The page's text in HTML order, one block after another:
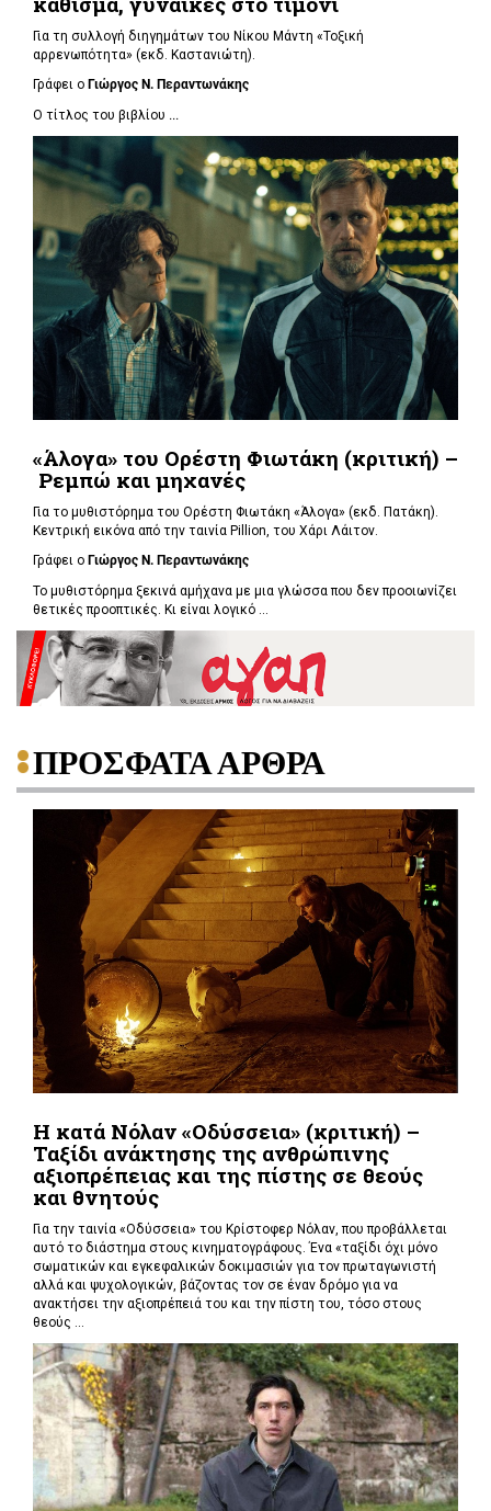
Για τη συλλογή διηγημάτων του Νίκου Μάντη «Τοξική
αρρενωπότητα» (εκδ. Καστανιώτη).
Γράφει ο Γιώργος Ν. Περαντωνάκης
Ο τίτλος του βιβλίου ...
«Άλογα» του Ορέστη Φιωτάκη (κριτική) –
Ρεμπώ και μηχανές
Για το μυθιστόρημα του Ορέστη Φιωτάκη «Άλογα» (εκδ. Πατάκη).
Κεντρική εικόνα από την ταινία Pillion, του Χάρι Λάιτον.
Γράφει ο Γιώργος Ν. Περαντωνάκης
Το μυθιστόρημα ξεκινά αμήχανα με μια γλώσσα που δεν προοιωνίζει
θετικές προοπτικές. Κι είναι λογικό ...
ΠΡΟΣΦΑΤΑ ΑΡΘΡΑ
Η κατά Νόλαν «Οδύσσεια» (κριτική) –
Ταξίδι ανάκτησης της ανθρώπινης
αξιοπρέπειας και της πίστης σε θεούς
και θνητούς
Για την ταινία «Οδύσσεια» του Κρίστοφερ Νόλαν,που προβάλλεται
αυτό το διάστημα στους κινηματογράφους. Ένα «ταξίδι όχι μόνο
σωματικών και εγκεφαλικών δοκιμασιών για τον πρωταγωνιστή
αλλά και ψυχολογικών, βάζοντας τον σε έναν δρόμο για να
ανακτήσει την αξιοπρέπειά του και την πίστη του, τόσο στους
θεούς ...